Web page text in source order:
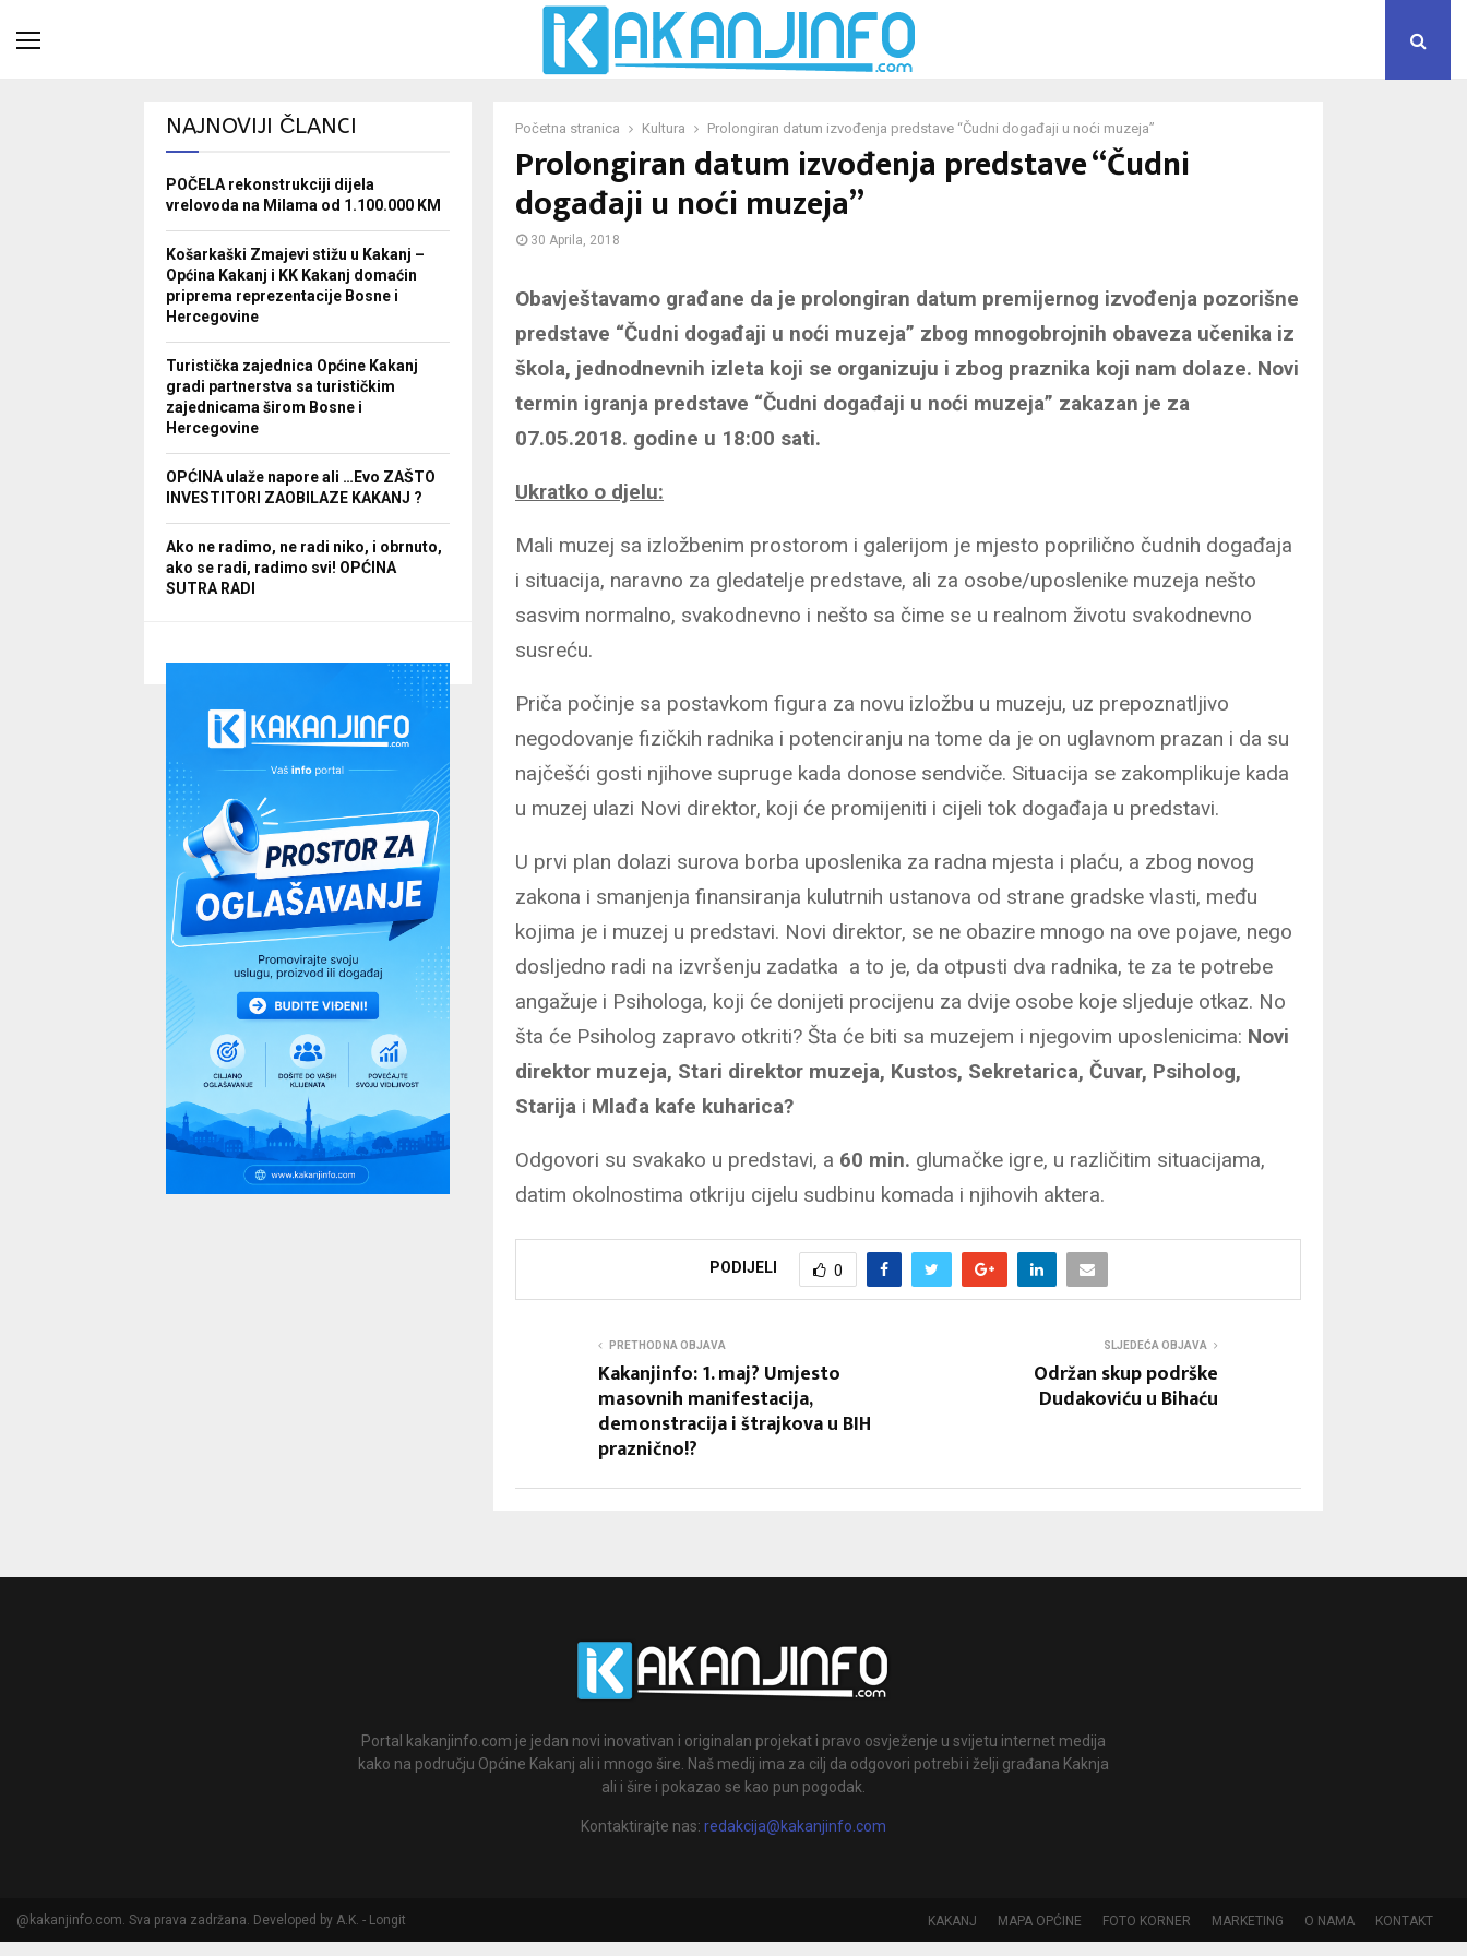
Početna stranica Kultura Prolongiran datum izvođenja predstave “Čudni događaji u noći muzeja”
Prolongiran datum izvođenja predstave “Čudni
događaji u noći muzeja”
30 Aprila, 2018
Obavještavamo građane da je prolongiran datum premijernog izvođenja pozorišne
predstave “Čudni događaji u noći muzeja” zbog mnogobrojnih obaveza učenika iz
škola, jednodnevnih izleta koji se organizuju i zbog praznika koji nam dolaze. Novi
termin igranja predstave “Čudni događaji u noći muzeja” zakazan je za
07.05.2018. godine u 18:00 sati.
Ukratko o djelu:
Mali muzej sa izložbenim prostorom i galerijom je mjesto poprilično čudnih događaja
i situacija, naravno za gledatelje predstave, ali za osobe/uposlenike muzeja nešto
sasvim normalno, svakodnevno i nešto sa čime se u realnom životu svakodnevno
susreću.
Priča počinje sa postavkom figura za novu izložbu u muzeju, uz prepoznatljivo
negodovanje fizičkih radnika i potenciranju na tome da je on uglavnom prazan i da su
najčešći gosti njihove supruge kada donose sendviče. Situacija se zakomplikuje kada
u muzej ulazi Novi direktor, koji će promijeniti i cijeli tok događaja u predstavi.
U prvi plan dolazi surova borba uposlenika za radna mjesta i plaću, a zbog novog
zakona i smanjenja finansiranja kulutrnih ustanova od strane gradske vlasti, među
kojima je i muzej u predstavi. Novi direktor, se ne obazire mnogo na ove pojave, nego
dosljedno radi na izvršenju zadatka a to je, da otpusti dva radnika, te za te potrebe
angažuje i Psihologa, koji će donijeti procijenu za dvije osobe koje sljeduje otkaz. No
šta će Psiholog zapravo otkriti? Šta će biti sa muzejem i njegovim uposlenicima: Novi
direktor muzeja, Stari direktor muzeja, Kustos, Sekretarica, Čuvar, Psiholog,
Starija i Mlađa kafe kuharica?
Odgovori su svakako u predstavi, a 60 min. glumačke igre, u različitim situacijama,
datim okolnostima otkriju cijelu sudbinu komada i njihovih aktera.
PODIJELI 0
PRETHODNA OBJAVA
Kakanjinfo: 1. maj? Umjesto
masovnih manifestacija,
demonstracija i štrajkova u BIH
praznično!?
SLJEDEĆA OBJAVA
Održan skup podrške
Dudakoviću u Bihaću
NAJNOVIJI ČLANCI
POČELA rekonstrukciji dijela
vrelovoda na Milama od 1.100.000 KM
Košarkaški Zmajevi stižu u Kakanj –
Općina Kakanj i KK Kakanj domaćin
priprema reprezentacije Bosne i
Hercegovine
Turistička zajednica Općine Kakanj
gradi partnerstva sa turističkim
zajednicama širom Bosne i
Hercegovine
OPĆINA ulaže napore ali …Evo ZAŠTO
INVESTITORI ZAOBILAZE KAKANJ ?
Ako ne radimo, ne radi niko, i obrnuto,
ako se radi, radimo svi! OPĆINA
SUTRA RADI
Portal kakanjinfo.com je jedan novi inovativan i originalan projekat i pravo osvježenje u svijetu internet medija
kako na području Općine Kakanj ali i mnogo šire. Naš medij ima za cilj da odgovori potrebi i želji građana Kaknja
ali i šire i pokazao se kao pun pogodak.
Kontaktirajte nas: redakcija@kakanjinfo.com
@kakanjinfo.com. Sva prava zadržana. Developed by A.K. - Longit KAKANJ MAPA OPĆINE FOTO KORNER MARKETING O NAMA KONTAKT